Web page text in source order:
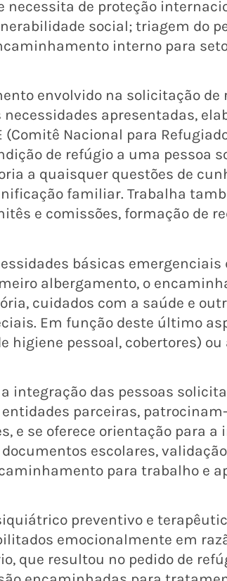
necessita de proteção
social; triagem do
interno para
envolvido na solicitação
apresentadas,
(Comitê Nacional para
de refúgio a uma pessoa
a quaisquer questões de
familiar. Trabalha
e comissões, formação de
básicas emergenciais
albergamento, o
cuidados com a saúde e
Em função deste último
higiene pessoal, cobertores)
integração das pessoas
parceiras,
e se oferece orientação para a
escolares,
para trabalho e
preventivo e
emocionalmente em
que resultou no pedido de